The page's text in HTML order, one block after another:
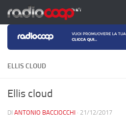
Salta al contenuto
ELLIS CLOUD
Ellis cloud
DI ANTONIO BACCIOCCHI · 21/12/2017